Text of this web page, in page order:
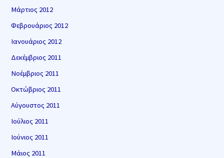
Μάρτιος 2012
Φεβρουάριος 2012
Ιανουάριος 2012
Δεκέμβριος 2011
Νοέμβριος 2011
Οκτώβριος 2011
Αύγουστος 2011
Ιούλιος 2011
Ιούνιος 2011
Μάιος 2011